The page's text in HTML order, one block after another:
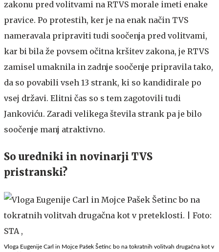
zakonu pred volitvami na RTVS morale imeti enake
pravice. Po protestih, ker je na enak način TVS
nameravala pripraviti tudi soočenja pred volitvami,
kar bi bila že povsem očitna kršitev zakona, je RTVS
zamisel umaknila in zadnje soočenje pripravila tako,
da so povabili vseh 13 strank, ki so kandidirale po
vsej državi. Elitni čas so s tem zagotovili tudi
Jankoviću. Zaradi velikega števila strank pa je bilo
soočenje manj atraktivno.
So uredniki in novinarji TVS
pristranski?
Vloga Eugenije Carl in Mojce Pašek Šetinc bo na tokratnih volitvah drugačna kot v